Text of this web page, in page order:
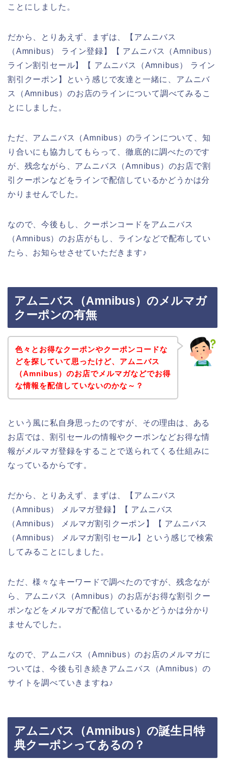
ことにしました。
だから、とりあえず、まずは、【アムニバス
（Amnibus） ライン登録】【 アムニバス（Amnibus）
ライン割引セール】【 アムニバス（Amnibus） ライン
割引クーポン】という感じで友達と一緒に、アムニバ
ス（Amnibus）のお店のラインについて調べてみるこ
とにしました。
ただ、アムニバス（Amnibus）のラインについて、知
り合いにも協力してもらって、徹底的に調べたのです
が、残念ながら、アムニバス（Amnibus）のお店で割
引クーポンなどをラインで配信しているかどうかは分
かりませんでした。
なので、今後もし、クーポンコードをアムニバス
（Amnibus）のお店がもし、ラインなどで配布してい
たら、お知らせさせていただきます♪
アムニバス（Amnibus）のメルマガ
クーポンの有無
色々とお得なクーポンやクーポンコードな
どを探していて思ったけど、アムニバス
（Amnibus）のお店でメルマガなどでお得
な情報を配信していないのかな～？
という風に私自身思ったのですが、その理由は、ある
お店では、割引セールの情報やクーポンなどお得な情
報がメルマガ登録をすることで送られてくる仕組みに
なっているからです。
だから、とりあえず、まずは、【アムニバス
（Amnibus） メルマガ登録】【 アムニバス
（Amnibus） メルマガ割引クーポン】【 アムニバス
（Amnibus） メルマガ割引セール】という感じで検索
してみることにしました。
ただ、様々なキーワードで調べたのですが、残念なが
ら、アムニバス（Amnibus）のお店がお得な割引クー
ポンなどをメルマガで配信しているかどうかは分かり
ませんでした。
なので、アムニバス（Amnibus）のお店のメルマガに
ついては、今後も引き続きアムニバス（Amnibus）の
サイトを調べていきますね♪
アムニバス（Amnibus）の誕生日特
典クーポンってあるの？